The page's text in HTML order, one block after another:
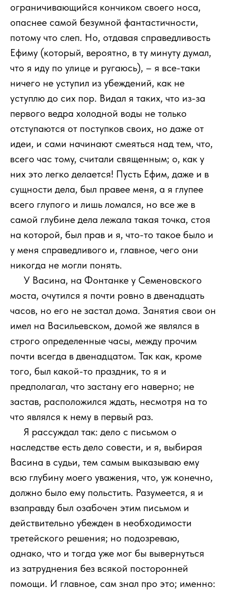
ограничивающийся кончиком своего носа,
опаснее самой безумной фантастичности,
потому что слеп. Но, отдавая справедливость
Ефиму (который, вероятно, в ту минуту думал,
что я иду по улице и ругаюсь), – я все-таки
ничего не уступил из убеждений, как не
уступлю до сих пор. Видал я таких, что из-за
первого ведра холодной воды не только
отступаются от поступков своих, но даже от
идеи, и сами начинают смеяться над тем, что,
всего час тому, считали священным; о, как у
них это легко делается! Пусть Ефим, даже и в
сущности дела, был правее меня, а я глупее
всего глупого и лишь ломался, но все же в
самой глубине дела лежала такая точка, стоя
на которой, был прав и я, что-то такое было и
у меня справедливого и, главное, чего они
никогда не могли понять.
У Васина, на Фонтанке у Семеновского
моста, очутился я почти ровно в двенадцать
часов, но его не застал дома. Занятия свои он
имел на Васильевском, домой же являлся в
строго определенные часы, между прочим
почти всегда в двенадцатом. Так как, кроме
того, был какой-то праздник, то я и
предполагал, что застану его наверно; не
застав, расположился ждать, несмотря на то
что являлся к нему в первый раз.
Я рассуждал так: дело с письмом о
наследстве есть дело совести, и я, выбирая
Васина в судьи, тем самым выказываю ему
всю глубину моего уважения, что, уж конечно,
должно было ему польстить. Разумеется, я и
взаправду был озабочен этим письмом и
действительно убежден в необходимости
третейского решения; но подозреваю,
однако, что и тогда уже мог бы вывернуться
из затруднения без всякой посторонней
помощи. И главное, сам знал про это; именно: